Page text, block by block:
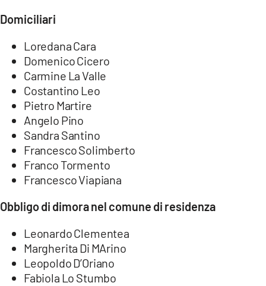
Domiciliari
Loredana Cara
Domenico Cicero
Carmine La Valle
Costantino Leo
Pietro Martire
Angelo Pino
Sandra Santino
Francesco Solimberto
Franco Tormento
Francesco Viapiana
Obbligo di dimora nel comune di residenza
Leonardo Clementea
Margherita Di MArino
Leopoldo D’Oriano
Fabiola Lo Stumbo